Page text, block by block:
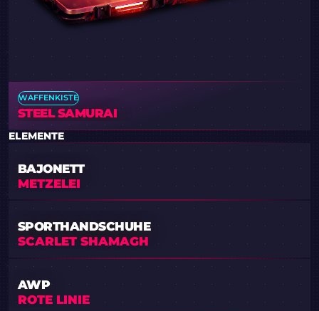
WAFFENKISTE
STEEL SAMURAI
ELEMENTE
BAJONETT
METZELEI
SPORTHANDSCHUHE
SCARLET SHAMAGH
AWP
ROTE LINIE